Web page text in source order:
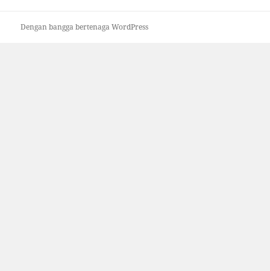
Dengan bangga bertenaga WordPress